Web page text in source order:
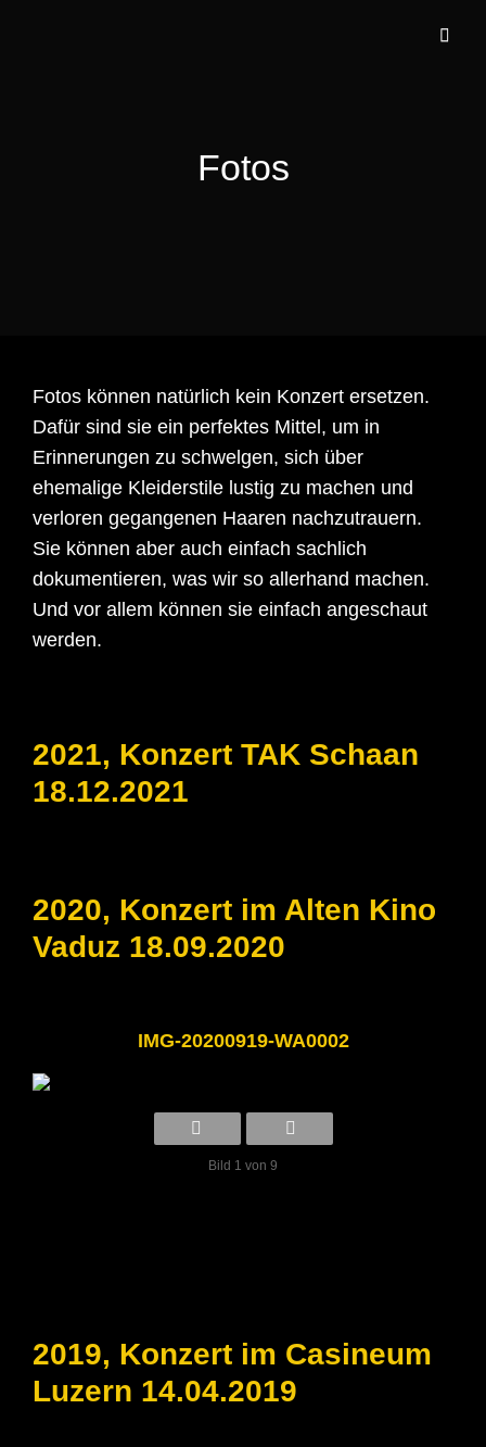
Fotos
Fotos können natürlich kein Konzert ersetzen.
Dafür sind sie ein perfektes Mittel, um in
Erinnerungen zu schwelgen, sich über
ehemalige Kleiderstile lustig zu machen und
verloren gegangenen Haaren nachzutrauern.
Sie können aber auch einfach sachlich
dokumentieren, was wir so allerhand machen.
Und vor allem können sie einfach angeschaut
werden.
2021, Konzert TAK Schaan
18.12.2021
2020, Konzert im Alten Kino
Vaduz 18.09.2020
IMG-20200919-WA0002
Bild 1 von 9
2019, Konzert im Casineum
Luzern 14.04.2019